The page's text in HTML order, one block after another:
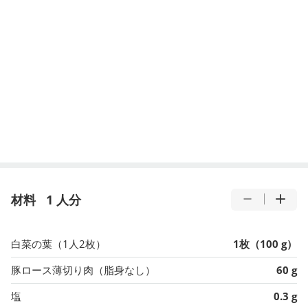
材料 1 人分
白菜の葉（1人2枚）
1枚（100 g）
豚ロース薄切り肉（脂身なし）
60 g
塩
0.3 g